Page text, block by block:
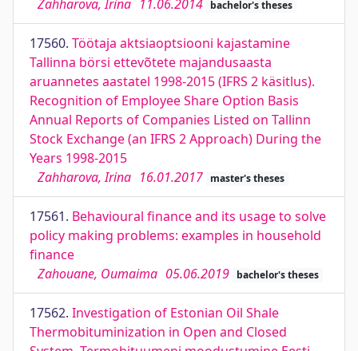
Zahharova, Irina 11.06.2014 bachelor's theses
17560. Töötaja aktsiaoptsiooni kajastamine
Tallinna börsi ettevõtete majandusaasta
aruannetes aastatel 1998-2015 (IFRS 2 käsitlus).
Recognition of Employee Share Option Basis
Annual Reports of Companies Listed on Tallinn
Stock Exchange (an IFRS 2 Approach) During the
Years 1998-2015
Zahharova, Irina 16.01.2017 master's theses
17561. Behavioural finance and its usage to solve
policy making problems: examples in household
finance
Zahouane, Oumaima 05.06.2019 bachelor's theses
17562. Investigation of Estonian Oil Shale
Thermobituminization in Open and Closed